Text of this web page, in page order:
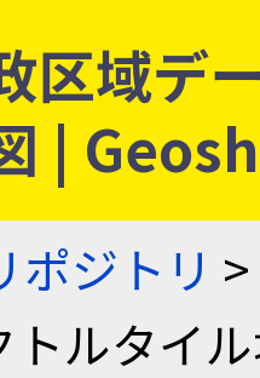
区域デ
|
ジトリ >
トルタイ